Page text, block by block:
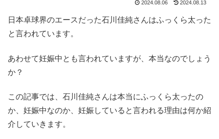
2024.08.06 2024.08.13
日本卓球界のエースだった石川佳純さんはふっくら太った
と言われています。
あわせて妊娠中とも言われていますが、本当なのでしょう
か？
この記事では、石川佳純さんは本当にふっくら太ったの
か、妊娠中なのか、妊娠していると言われる理由は何か紹
介していきます。